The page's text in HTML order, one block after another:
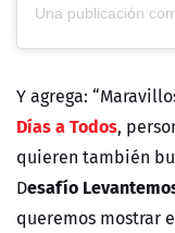
Y agrega:
Días a Todos,
quieren también
Desafío
queremos mostrar